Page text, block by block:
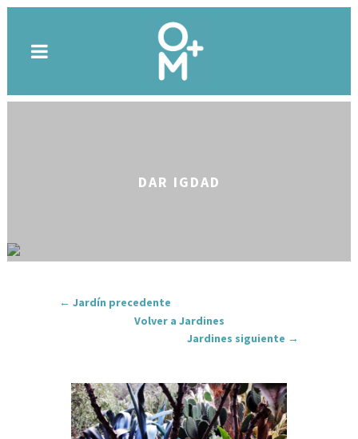
DAR IGDAD
← Jardín precedente
Volver a Jardines
Jardines siguiente →